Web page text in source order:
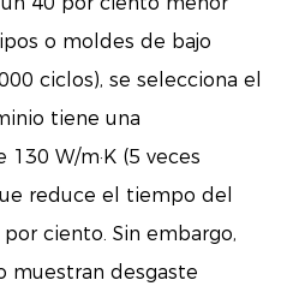
o moldes de bajo
ciclos), se selecciona el
tiene una
W/m·K (5 veces
reduce el tiempo del
ciento. Sin embargo,
muestran desgaste